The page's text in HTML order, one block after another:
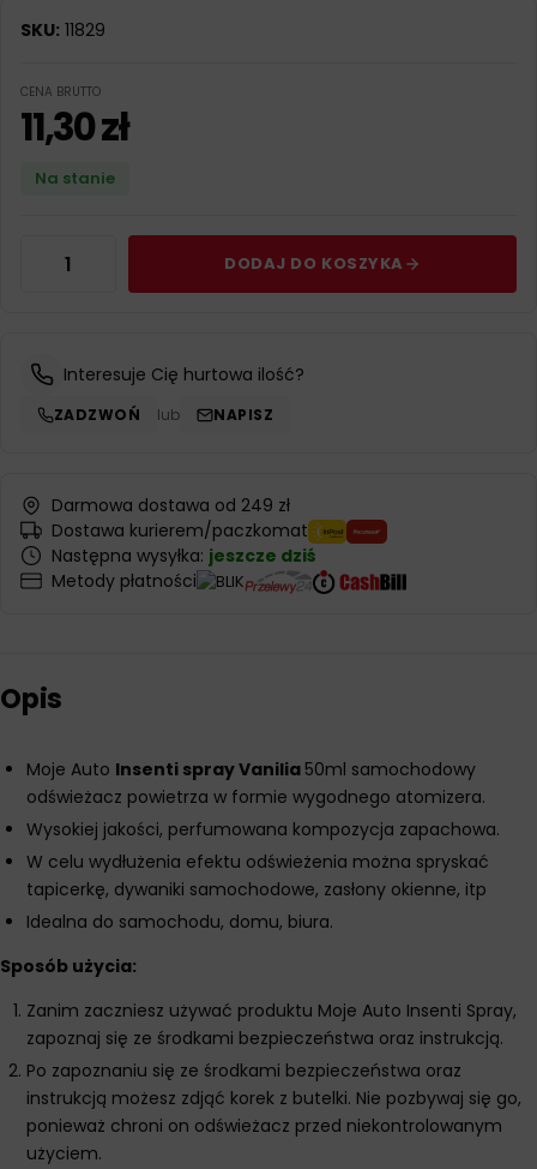
SKU: 11829
CENA BRUTTO
11,30zł
Na stanie
DODAJ DO KOSZYKA
Interesuje Cię hurtowa ilość?
ZADZWOŃ lub NAPISZ
Darmowa dostawa od 249 zł
Dostawa kurierem/paczkomat
Następna wysyłka: jeszcze dziś
Metody płatności
Opis
Moje Auto Insenti spray Vanilia 50ml samochodowy
odświeżacz powietrza w formie wygodnego atomizera.
Wysokiej jakości, perfumowana kompozycja zapachowa.
W celu wydłużenia efektu odświeżenia można spryskać
tapicerkę, dywaniki samochodowe, zasłony okienne, itp
Idealna do samochodu, domu, biura.
Sposób użycia:
Zanim zaczniesz używać produktu Moje Auto Insenti Spray,
zapoznaj się ze środkami bezpieczeństwa oraz instrukcją.
Po zapoznaniu się ze środkami bezpieczeństwa oraz
instrukcją możesz zdjąć korek z butelki. Nie pozbywaj się go,
ponieważ chroni on odświeżacz przed niekontrolowanym
użyciem.